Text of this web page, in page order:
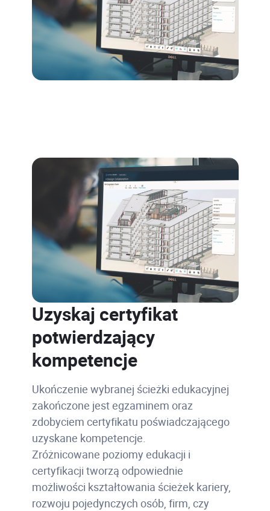
Uzyskaj certyfikat
potwierdzający
kompetencje
Ukończenie wybranej ścieżki edukacyjnej
zakończone jest egzaminem oraz
zdobyciem certyfikatu poświadczającego
uzyskane kompetencje.
Zróżnicowane poziomy edukacji i
certyfikacji tworzą odpowiednie
możliwości kształtowania ścieżek kariery,
rozwoju pojedynczych osób, firm, czy